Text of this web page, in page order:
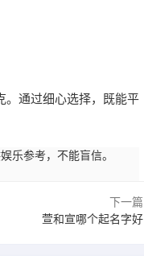
。通过细心选择，既能平
乐参考，不能盲信。
下一篇
萱和宣哪个起名字好